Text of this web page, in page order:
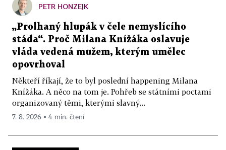
PETR HONZEJK
„Prolhaný hlupák v čele nemyslícího
stáda“. Proč Milana Knížáka oslavuje
vláda vedená mužem, kterým umělec
opovrhoval
Někteří říkají, že to byl poslední happening Milana
Knížáka. A něco na tom je. Pohřeb se státními poctami
organizovaný těmi, kterými slavný...
7. 8. 2026 ▪ 4 min. čtení